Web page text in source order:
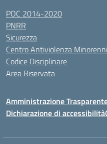
POC 2014-2020
PNRR
Sicurezza
Centro Antiviolenza Minorenni
Codice Disciplinare
Area Riservata
Amministrazione
Dichiarazione di accessibilità